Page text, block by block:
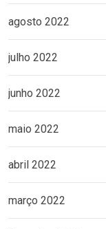
agosto 2022
julho 2022
junho 2022
maio 2022
abril 2022
março 2022